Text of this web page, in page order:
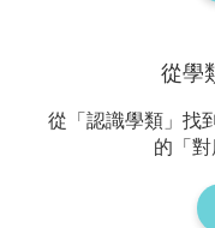
從學
從「認識學類」找
的「對